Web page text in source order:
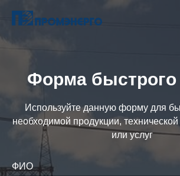
Форма быстрого
Используйте данную форму для
необходимой продукции,
или услуг
ФИО